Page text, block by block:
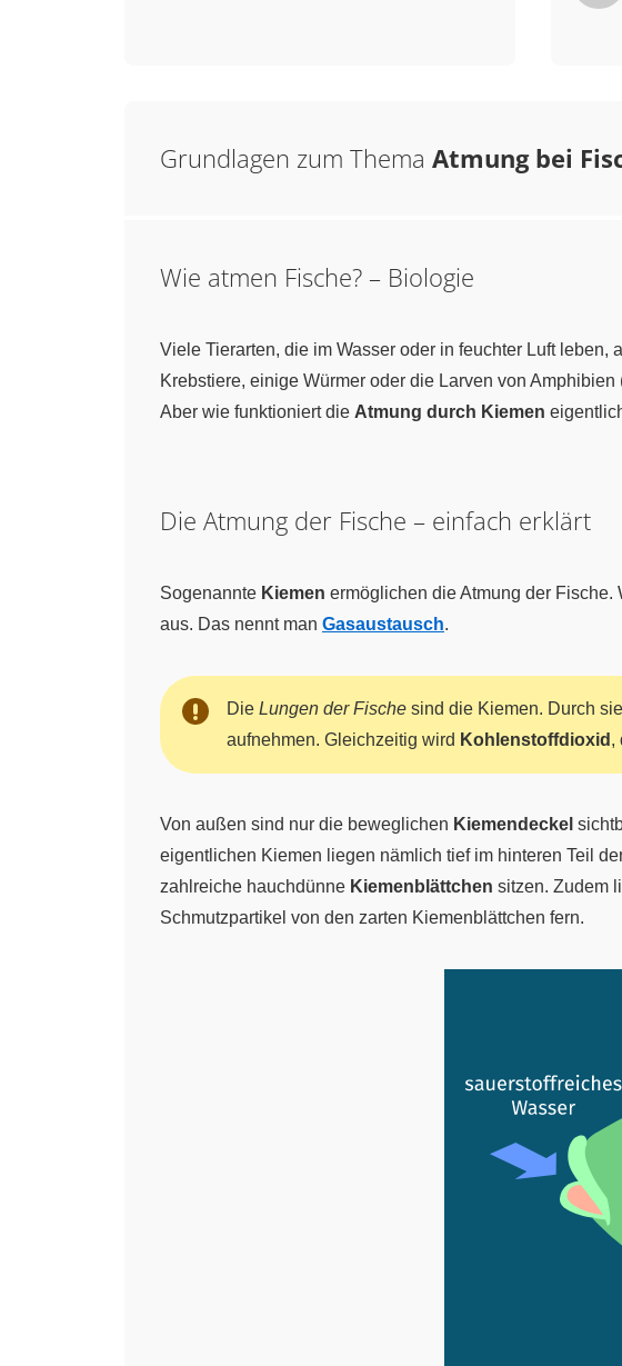
Grundlagen zum Thema Atmung bei
Wie atmen Fische? – Biologie
Viele Tierarten, die im Wasser oder in feuchter Luft
Krebstiere, einige Würmer oder die Larven von
Aber wie funktioniert die Atmung durch Kiemen
Die Atmung der Fische – einfach erklärt
Sogenannte Kiemen ermöglichen die Atmung der
aus. Das nennt man Gasaustausch.
Die Lungen der Fische sind die Kiemen. Durch
aufnehmen. Gleichzeitig wird Kohlenstoffdioxid ,
Von außen sind nur die beweglichen Kiemendeckel
eigentlichen Kiemen liegen nämlich tief im hinteren Teil
zahlreiche hauchdünne Kiemenblättchen sitzen. Zudem
Schmutzpartikel von den zarten Kiemenblättchen fern.